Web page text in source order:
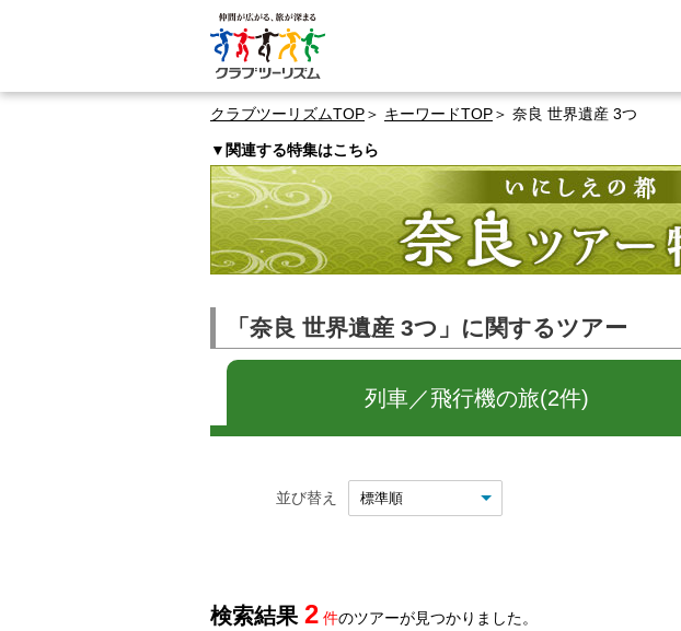
クラブツーリズムTOP キーワードTOP 奈良 世界遺産 3つ
▼関連する特集はこちら
「奈良 世界遺産 3つ」に関するツアー
列車／飛行機の旅(2件)
並び替え
検索結果 2 件のツアーが見つかりました。